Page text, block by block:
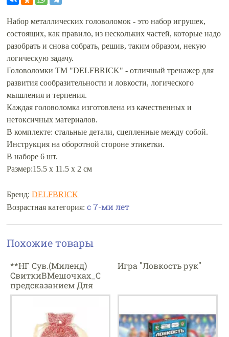
Набор металлических головоломок - это набор игрушек,
состоящих, как правило, из нескольких частей, которые надо
разобрать и снова собрать, решив, таким образом, некую
логическую задачу.
Головоломки ТМ "DELFBRICK" - отличный тренажер для
развития сообразительности и ловкости, логического
мышления и терпения.
Каждая головоломка изготовлена из качественных и
нетоксичных материалов.
В комплекте: стальные детали, сцепленные между собой.
Инструкция на оборотной стороне этикетки.
В наборе 6 шт.
Размер:15.5 х 11.5 х 2 см
Бренд:DELFBRICK
Возрастная категория:с 7-ми лет
Похожие товары
**НГ Сув.(Миленд)
СвиткиВМешочках_С
предсказанием Для
всей семьи [20
(НЖ-2636)
Игра "Ловкость рук"